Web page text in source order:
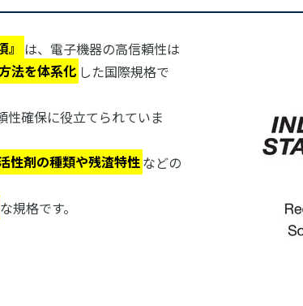
は、電子機器の高信頼性は
法を体系化 した国際規格で
性確保に役立てられていま
性剤の種類や残渣特性などの
な規格です。